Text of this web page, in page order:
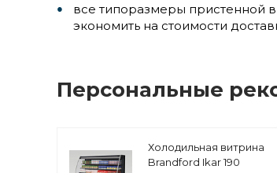
все типоразмеры пристенной
экономить на стоимости
Персональные
Холодильная витрина
Brandford Ikar 190